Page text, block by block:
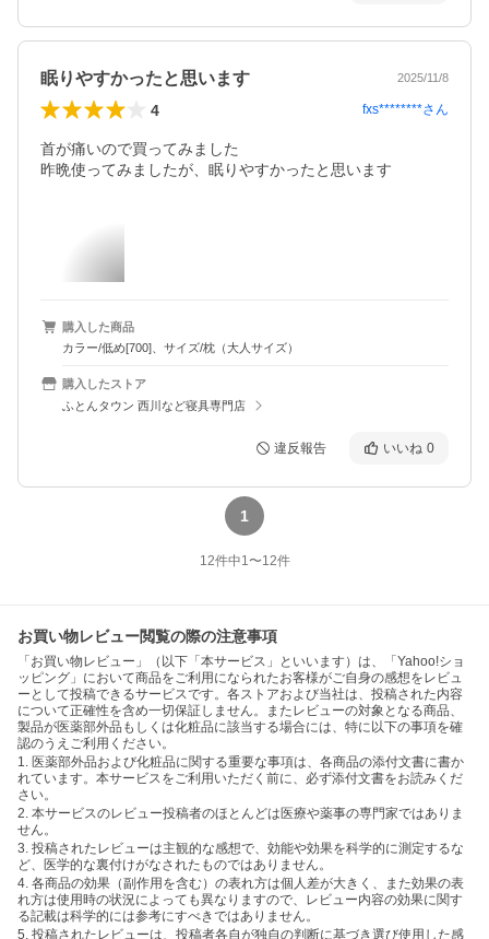
眠りやすかったと思います 2025/11/8
4 fxs********さん
首が痛いので買ってみました
購入した商品
カラー/低め[700]、サイズ/枕（大人サイズ）
購入したストア
ふとんタウン 西川など寝具専門店
違反報告 いいね 0
1
12件中1〜12件
お買い物レビュー閲覧の際の注意事項
「お買い物レビュー」（以下「本サービス」といいます）は、「Yahoo!ショ
ッピング」において商品をご利用になられたお客様がご自身の感想をレビュ
ーとして投稿できるサービスです。各ストアおよび当社は、投稿された内容
について正確性を含め一切保証しません。またレビューの対象となる商品、
製品が医薬部外品もしくは化粧品に該当する場合には、特に以下の事項を確
認のうえご利用ください。
1. 医薬部外品および化粧品に関する重要な事項は、各商品の添付文書に書か
れています。本サービスをご利用いただく前に、必ず添付文書をお読みくだ
さい。
2. 本サービスのレビュー投稿者のほとんどは医療や薬事の専門家ではありま
せん。
3. 投稿されたレビューは主観的な感想で、効能や効果を科学的に測定するな
ど、医学的な裏付けがなされたものではありません。
4. 各商品の効果（副作用を含む）の表れ方は個人差が大きく、また効果の表
れ方は使用時の状況によっても異なりますので、レビュー内容の効果に関す
る記載は科学的には参考にすべきではありません。
5. 投稿されたレビューは、投稿者各自が独自の判断に基づき選び使用した感